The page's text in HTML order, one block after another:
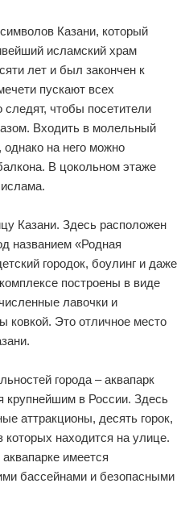
Казани, который
исламский храм
лет и был закончен к
пускают всех
чтобы посетители
Входить в молельный
на него можно
В цокольном этаже
Казани. Здесь расположен
названием «Родная
городок, боулинг и даже
построены в виде
лавочки и
ковкой. Это отличное место
города – аквапарк
крупнейшим в России. Здесь
аттракционы, десять горок,
которых находится на улице.
имеется
бассейнами и безопасными